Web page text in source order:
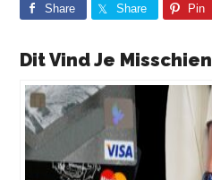
Share Share Pin
Dit Vind Je